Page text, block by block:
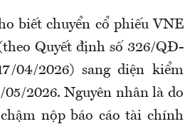
biết chuyển cổ phiếu VNE
Quyết định số 326/QĐ-
04/2026) sang diện kiểm
05/2026. Nguyên nhân là do
nộp báo cáo tài chính